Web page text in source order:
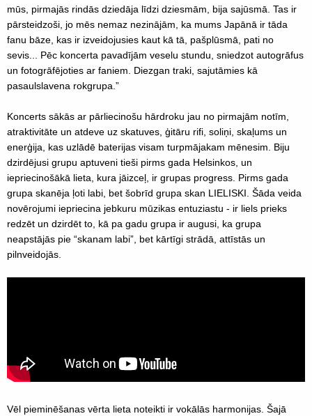
mūs, pirmajās rindās dziedāja līdzi dziesmām, bija sajūsmā. Tas ir
pārsteidzoši, jo mēs nemaz nezinājām, ka mums Japānā ir tāda
fanu bāze, kas ir izveidojusies kaut kā tā, pašplūsmā, pati no
sevis... Pēc koncerta pavadījām veselu stundu, sniedzot autogrāfus
un fotogrāfējoties ar faniem. Diezgan traki, sajutāmies kā
pasaulslavena rokgrupa.”
Koncerts sākās ar pārliecinošu hārdroku jau no pirmajām notīm,
atraktivitāte un atdeve uz skatuves, ģitāru rifi, soliņi, skaļums un
enerģija, kas uzlādē baterijas visam turpmājakam mēnesim. Biju
dzirdējusi grupu aptuveni tieši pirms gada Helsinkos, un
iepriecinošākā lieta, kura jāizceļ, ir grupas progress. Pirms gada
grupa skanēja ļoti labi, bet šobrīd grupa skan LIELISKI. Šāda veida
novērojumi iepriecina jebkuru mūzikas entuziastu - ir liels prieks
redzēt un dzirdēt to, kā pa gadu grupa ir augusi, ka grupa
neapstājās pie “skanam labi”, bet kārtīgi strādā, attīstās un
pilnveidojās.
Vēl pieminēšanas vērta lieta noteikti ir vokālās harmonijas. Šajā